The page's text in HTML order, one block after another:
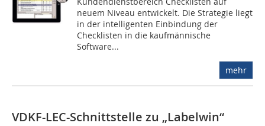
neuem Niveau entwickelt. Die Strategie liegt
in der intelligenten Einbindung der
Checklisten in die kaufmännische
Software...
mehr
VDKF-LEC-Schnittstelle zu „Labelwin“